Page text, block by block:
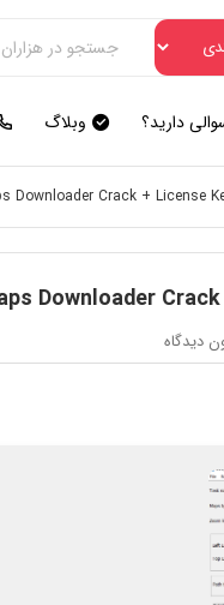
دارید؟ وبلاگ
Downloader Crack + License
Downloader
دیدگاه